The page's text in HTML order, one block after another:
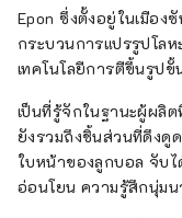
หลายที่
Epon ซึ่งตั้งอยู่ในเมือง
กระบวนการแปรรูปโล
เทคโนโลยีการตีขึ้นรูปขั้
เป็นที่รู้จักในฐานะผู้ผลิต
ยังรวมถึงชิ้นส่วนที่ดึงดู
ใบหน้าของลูกบอล จับไ
อ่อนโยน ความรู้สึกนุ่มน